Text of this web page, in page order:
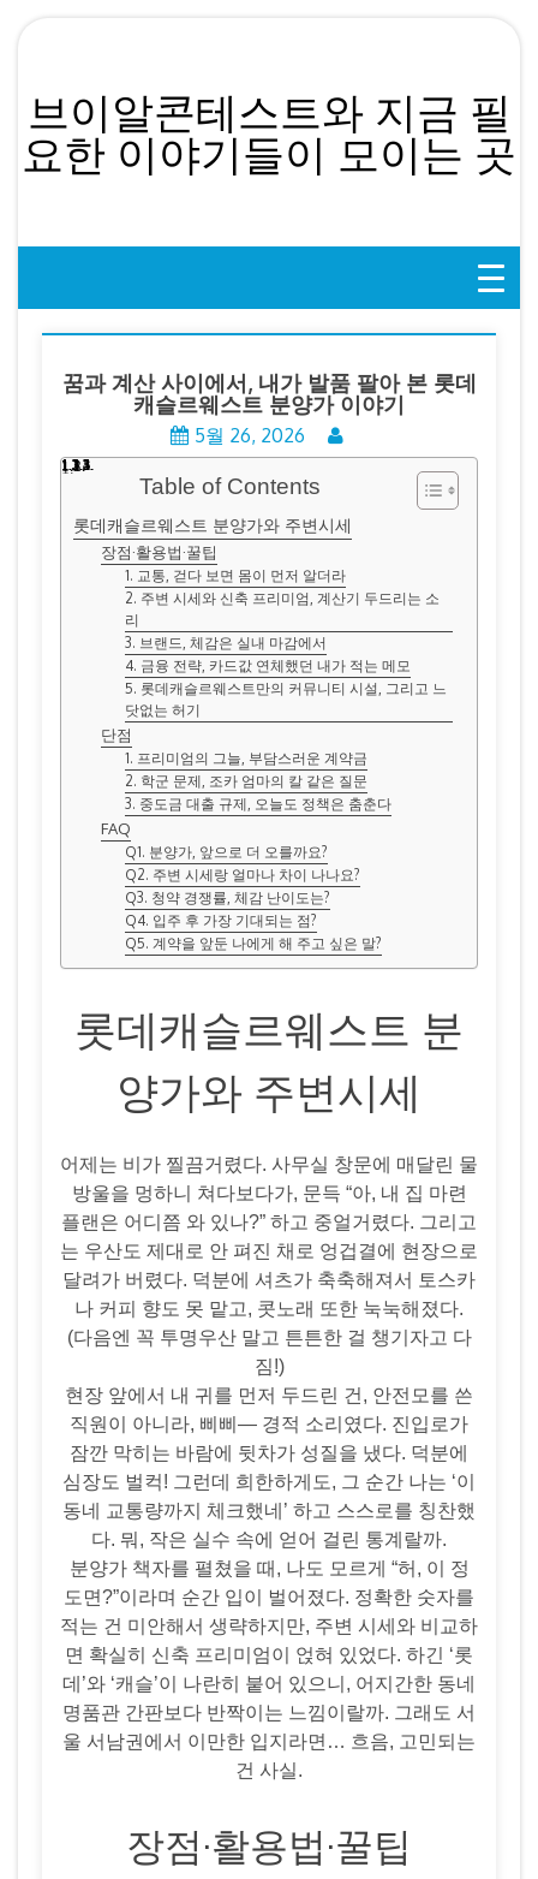
브이알콘테스트와 지금 필
요한 이야기들이 모이는 곳
꿈과 계산 사이에서, 내가 발품 팔아 본 롯데
캐슬르웨스트 분양가 이야기
5월 26, 2026
Table of Contents
롯데캐슬르웨스트 분양가와 주변시세
장점·활용법·꿀팁
1. 교통, 걷다 보면 몸이 먼저 알더라
2. 주변 시세와 신축 프리미엄, 계산기 두드리는 소
리
3. 브랜드, 체감은 실내 마감에서
4. 금융 전략, 카드값 연체했던 내가 적는 메모
5. 롯데캐슬르웨스트만의 커뮤니티 시설, 그리고 느
닷없는 허기
단점
1. 프리미엄의 그늘, 부담스러운 계약금
2. 학군 문제, 조카 엄마의 칼 같은 질문
3. 중도금 대출 규제, 오늘도 정책은 춤춘다
FAQ
Q1. 분양가, 앞으로 더 오를까요?
Q2. 주변 시세랑 얼마나 차이 나나요?
Q3. 청약 경쟁률, 체감 난이도는?
Q4. 입주 후 가장 기대되는 점?
Q5. 계약을 앞둔 나에게 해 주고 싶은 말?
롯데캐슬르웨스트 분
양가와 주변시세
어제는 비가 찔끔거렸다. 사무실 창문에 매달린 물
방울을 멍하니 쳐다보다가, 문득 “아, 내 집 마련
플랜은 어디쯤 와 있나?” 하고 중얼거렸다. 그리고
는 우산도 제대로 안 펴진 채로 엉겁결에 현장으로
달려가 버렸다. 덕분에 셔츠가 축축해져서 토스카
나 커피 향도 못 맡고, 콧노래 또한 눅눅해졌다.
(다음엔 꼭 투명우산 말고 튼튼한 걸 챙기자고 다
짐!)
현장 앞에서 내 귀를 먼저 두드린 건, 안전모를 쓴
직원이 아니라, 삐삐― 경적 소리였다. 진입로가
잠깐 막히는 바람에 뒷차가 성질을 냈다. 덕분에
심장도 벌컥! 그런데 희한하게도, 그 순간 나는 ‘이
동네 교통량까지 체크했네’ 하고 스스로를 칭찬했
다. 뭐, 작은 실수 속에 얻어 걸린 통계랄까.
분양가 책자를 펼쳤을 때, 나도 모르게 “허, 이 정
도면?”이라며 순간 입이 벌어졌다. 정확한 숫자를
적는 건 미안해서 생략하지만, 주변 시세와 비교하
면 확실히 신축 프리미엄이 얹혀 있었다. 하긴 ‘롯
데’와 ‘캐슬’이 나란히 붙어 있으니, 어지간한 동네
명품관 간판보다 반짝이는 느낌이랄까. 그래도 서
울 서남권에서 이만한 입지라면… 흐음, 고민되는
건 사실.
장점·활용법·꿀팁